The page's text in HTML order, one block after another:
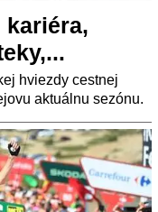
kariéra,
hviezdy cestnej
aktuálnu sezónu.